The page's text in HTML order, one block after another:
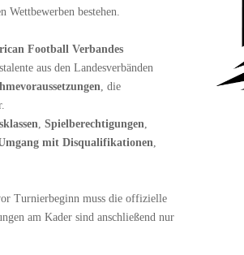
Wettbewerben bestehen.
Football Verbandes
aus den Landesverbänden
, die
,Spielberechtigungen,
mit Disqualifikationen,
Turnierbeginn muss die offizielle
am Kader sind anschließend nur